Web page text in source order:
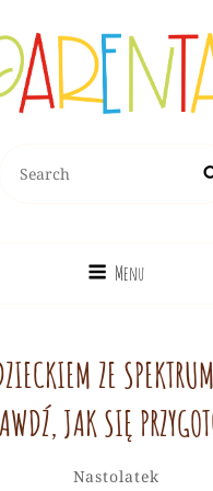
Wychowanie
for:
Menu
ZE
JAK SIĘ
Categories
NastolatekBy
Redakcja
Leave